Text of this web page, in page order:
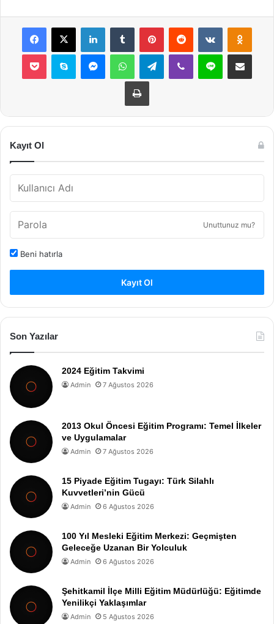
Facebook
X LinkedInTumblr PinterestReddit VKontakte
Pocket Skype MessengerWhatsAppTelegramViber Line E-Posta ile
Yazdır
Kayıt Ol
Unuttunuz mu?
Beni hatırla
Kayıt Ol
Son Yazılar
2024 Eğitim Takvimi
Admin 7 Ağustos 2026
2013 Okul Öncesi Eğitim Programı: Temel İlkeler
ve Uygulamalar
Admin 7 Ağustos 2026
15 Piyade Eğitim Tugayı: Türk Silahlı
Kuvvetleri’nin Gücü
Admin 6 Ağustos 2026
100 Yıl Mesleki Eğitim Merkezi: Geçmişten
Geleceğe Uzanan Bir Yolculuk
Admin 6 Ağustos 2026
Şehitkamil İlçe Milli Eğitim Müdürlüğü: Eğitimde
Yenilikçi Yaklaşımlar
Admin 5 Ağustos 2026